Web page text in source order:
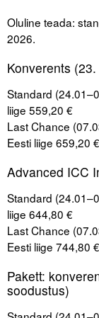
Oluline teada:
2026.
Konverents
Standard
liige 559,20 €
Last Chance
Eesti liige 659,20 €
Advanced ICC
Standard
liige 644,80 €
Last Chance
Eesti liige 744,80 €
Pakett:
soodustus)